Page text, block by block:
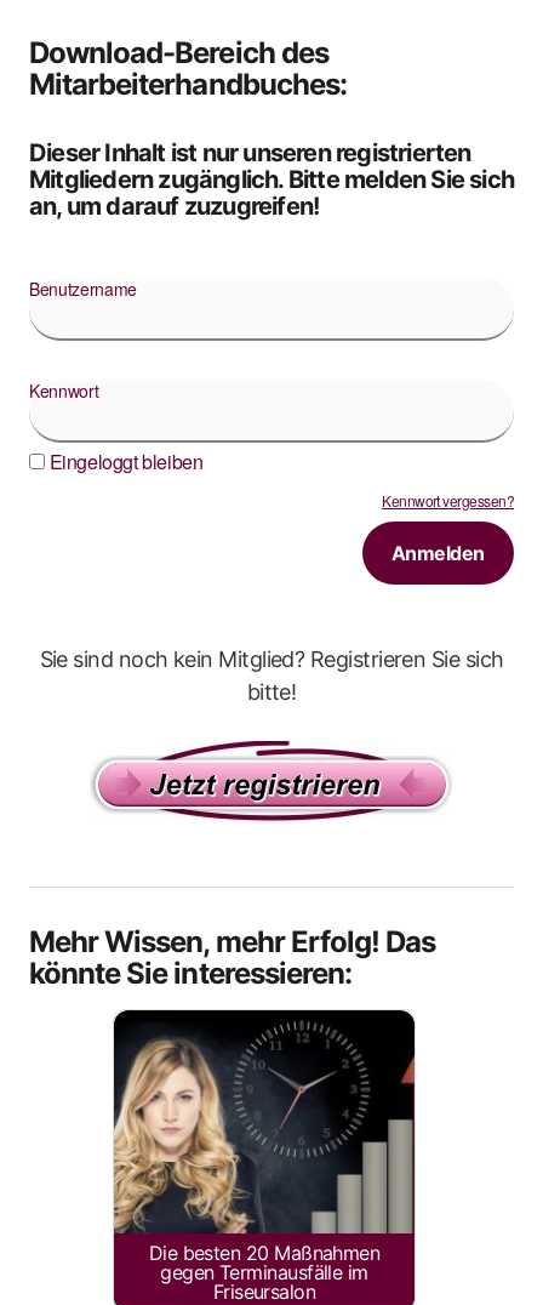
Download-Bereich des
Mitarbeiterhandbuches:
Dieser Inhalt ist nur unseren registrierten
Mitgliedern zugänglich. Bitte melden Sie sich
an, um darauf zuzugreifen!
Benutzername
Kennwort
Eingeloggt bleiben
Kennwort vergessen?
Sie sind noch kein Mitglied? Registrieren Sie sich
bitte!
Mehr Wissen, mehr Erfolg! Das
könnte Sie interessieren:
Die besten 20 Maßnahmen
gegen Terminausfälle im
Friseursalon